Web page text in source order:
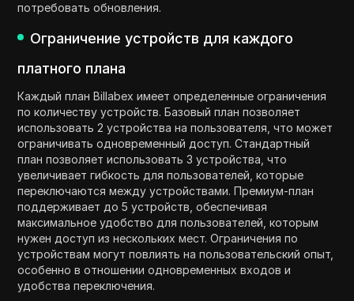
потребовать обновления.
Ограничение устройств для каждого
платного плана
Каждый план Billabex имеет определенные ограничения
по количеству устройств. Базовый план позволяет
использовать 2 устройства на пользователя, что может
ограничивать одновременный доступ. Стандартный
план позволяет использовать 3 устройства, что
увеличивает гибкость для пользователей, которые
переключаются между устройствами. Премиум-план
поддерживает до 5 устройств, обеспечивая
максимальное удобство для пользователей, которым
нужен доступ из нескольких мест. Ограничения по
устройствам могут повлиять на пользовательский опыт,
особенно в отношении одновременных входов и
удобства переключения.